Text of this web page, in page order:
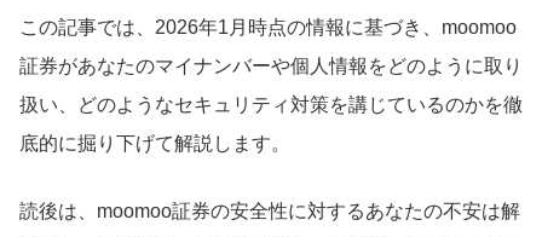
この記事では、2026年1月時点の情報に基づき、moomoo
証券があなたのマイナンバーや個人情報をどのように取り
扱い、どのようなセキュリティ対策を講じているのかを徹
底的に掘り下げて解説します。
読後は、moomoo証券の安全性に対するあなたの不安は解